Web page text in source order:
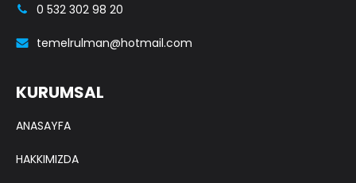
0 532 302 98 20
temelrulman@hotmail.com
KURUMSAL
ANASAYFA
HAKKIMIZDA